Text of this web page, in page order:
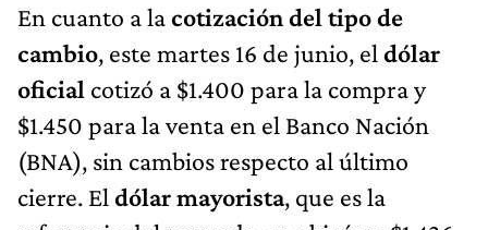
En cuanto a lacotización del tipo de
cambio, este martes 16 de junio, el dólar
oficial cotizó a $1.400 para la compra y
$1.450 para la venta en el Banco Nación
(BNA), sin cambios respecto al último
cierre. El dólar mayorista, que es la